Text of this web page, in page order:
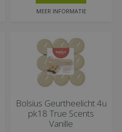
MEER INFORMATIE
Bolsius Geurtheelicht 4u
pk18 True Scents
Vanille